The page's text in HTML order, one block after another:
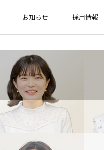
お知らせ 採用情報